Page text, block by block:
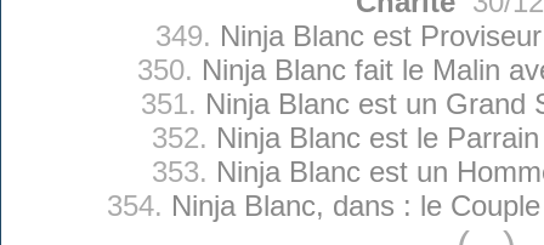
349. Ninja Blanc est
350. Ninja Blanc fait le Malin
351. Ninja Blanc est un Grand
352. Ninja Blanc est le
353. Ninja Blanc est un
354. Ninja Blanc, dans : le